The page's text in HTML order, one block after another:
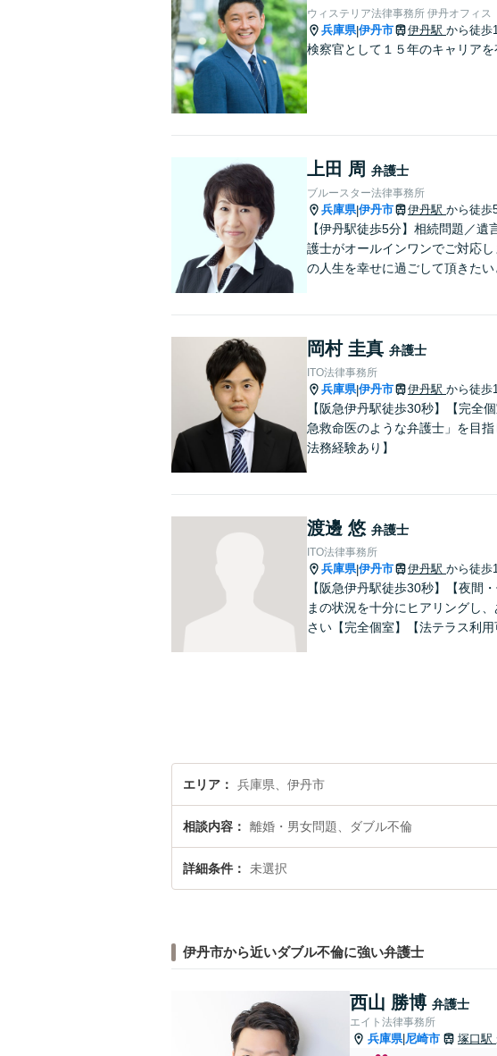
ウィステリア法律事務所 伊丹オフィス
兵庫県|伊丹市 伊丹駅 から徒歩
検察官として１５年のキャリア
上田 周 弁護士
ブルースター法律事務所
兵庫県|伊丹市 伊丹駅 から徒歩
【伊丹駅徒歩5分】相続問題／
護士がオールインワンでご対応
の人生を幸せに過ごして頂きたい
岡村 圭真 弁護士
ITO法律事務所
兵庫県|伊丹市 伊丹駅 から徒歩
【阪急伊丹駅徒歩30秒】【完全
急救命医のような弁護士」を目
法務経験あり】
渡邊 悠 弁護士
ITO法律事務所
兵庫県|伊丹市 伊丹駅 から徒歩
【阪急伊丹駅徒歩30秒】【夜間
まの状況を十分にヒアリングし
さい【完全個室】【法テラス利用
エリア 兵庫県、伊丹市
相談内容 離婚・男女問題、ダブル不倫
詳細条件 未選択
伊丹市から近いダブル不倫に強い弁護士
西山 勝博 弁護士
エイト法律事務所
兵庫県| 尼崎市 塚口駅